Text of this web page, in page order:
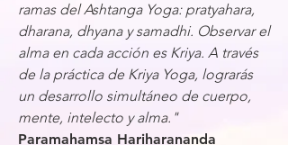
ramas del Ashtanga Yoga: pratyahara,
dharana, dhyana y samadhi. Observar el
alma en cada acción es Kriya. A través
de la práctica de Kriya Yoga, lograrás
un desarrollo simultáneo de cuerpo,
mente, intelecto y alma."
Paramahamsa Hariharananda